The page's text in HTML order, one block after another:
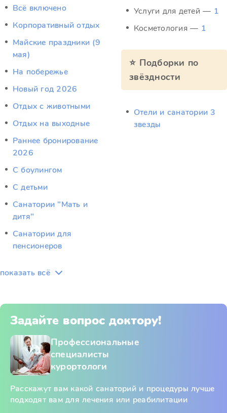
Всё включено
Корпоративный отдых
Майские праздники (9
мая)
На побережье
Новый год 2026
Отдых c животными
Отдых на выходные
Раннее бронирование
2026
С боулингом
С детьми
Санатории "Мать и
дитя"
Санатории для
пенсионеров
показать всё
Услуги для детей — 1
Косметология — 1
⭐ Подборки по
звёздности
Отели и санатории 3
звезды
Задайте вопрос доктору!
Профессиональные
специалисты
курортологи
Расскажут вам какой санаторий и процедуры лучше
подходят вам для лечения или реабилитации